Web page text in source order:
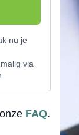
nu je
via
FAQ.